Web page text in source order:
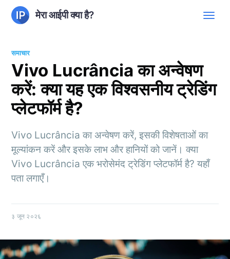
मेरा आईपी क्या है?
समाचार
Vivo Lucrância का अन्वेषण
करें: क्या यह एक विश्वसनीय ट्रेडिंग
प्लेटफॉर्म है?
Vivo Lucrância का अन्वेषण करें, इसकी विशेषताओं का
मूल्यांकन करें और इसके लाभ और हानियों को जानें। क्या
Vivo Lucrância एक भरोसेमंद ट्रेडिंग प्लेटफॉर्म है? यहाँ
पता लगाएँ।
३ जून २०२६